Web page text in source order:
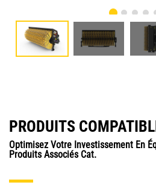
PRODUITS
Optimisez Votre Investissement En
Produits Associés Cat.